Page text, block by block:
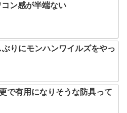
ン感が半端ない
ぶりにモンハンワイルズをやっ
で有用になりそうな防具って